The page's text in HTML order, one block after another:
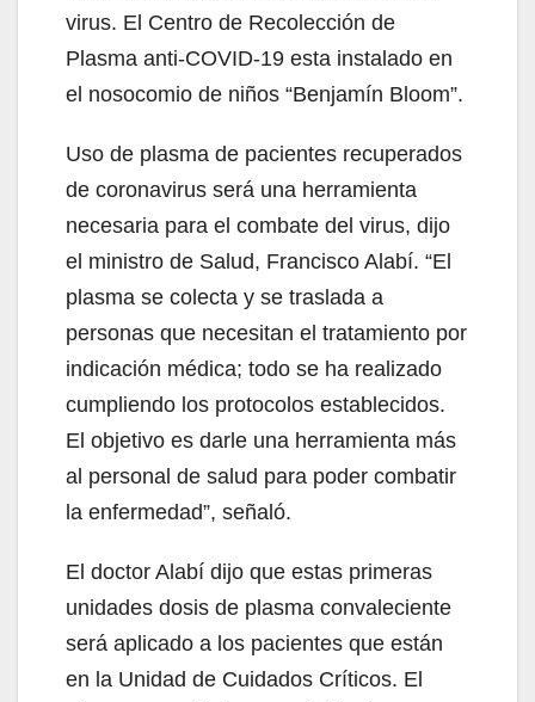
virus. El Centro de Recolección de
Plasma anti-COVID-19 esta instalado en
el nosocomio de niños “Benjamín Bloom”.
Uso de plasma de pacientes recuperados
de coronavirus será una herramienta
necesaria para el combate del virus, dijo
el ministro de Salud, Francisco Alabí. “El
plasma se colecta y se traslada a
personas que necesitan el tratamiento por
indicación médica; todo se ha realizado
cumpliendo los protocolos establecidos.
El objetivo es darle una herramienta más
al personal de salud para poder combatir
la enfermedad”, señaló.
El doctor Alabí dijo que estas primeras
unidades dosis de plasma convaleciente
será aplicado a los pacientes que están
en la Unidad de Cuidados Críticos. El